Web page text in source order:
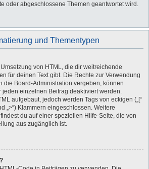
oder abgeschlossene Themen geantwortet wird.
und Thementypen
von HTML, die dir weitreichende
für deinen Text gibt. Die Rechte zur Verwendung
die Board-Administration vergeben, können
jeden einzelnen Beitrag deaktiviert werden.
aufgebaut, jedoch werden Tags von eckigen („[“
„>“) Klammern eingeschlossen. Weitere
du auf einer speziellen Hilfe-Seite, die von
aus zugänglich ist.